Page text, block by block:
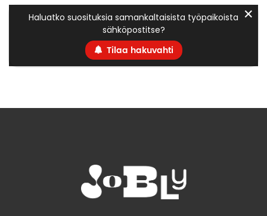
Haluatko suosituksia samankaltaisista työpaikoista
sähköpostitse?
Tilaa hakuvahti
✕